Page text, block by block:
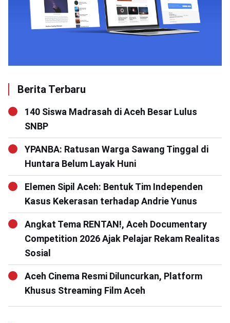
Berita Terbaru
140 Siswa Madrasah di Aceh Besar Lulus
SNBP
YPANBA: Ratusan Warga Sawang Tinggal di
Huntara Belum Layak Huni
Elemen Sipil Aceh: Bentuk Tim Independen
Kasus Kekerasan terhadap Andrie Yunus
Angkat Tema RENTAN!, Aceh Documentary
Competition 2026 Ajak Pelajar Rekam Realitas
Sosial
Aceh Cinema Resmi Diluncurkan, Platform
Khusus Streaming Film Aceh